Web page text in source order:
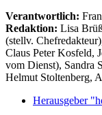
Verantwortlich:
Redaktion: Lisa
(stellv.
Claus Peter Kosfeld,
vom Dienst), Sandra
Helmut Stoltenberg,
Herausgeber